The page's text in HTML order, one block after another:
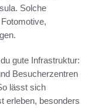
Solche
gute Infrastruktur:
Besucherzentren
lässt sich
erleben, besonders